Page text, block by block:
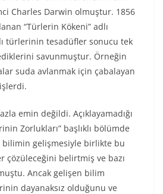
Charles Darwin olmuştur. 1856
“Türlerin Kökeni” adlı
türlerinin tesadüfler sonucu tek
savunmuştur. Örneğin
suda avlanmak için çabalayan
emin değildi. Açıklayamadığı
Zorlukları” başlıklı bölümde
gelişmesiyle birlikte bu
çözüleceğini belirtmiş ve bazı
Ancak gelişen bilim
dayanaksız olduğunu ve